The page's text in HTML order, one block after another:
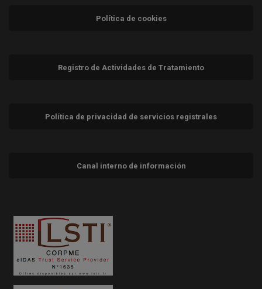
Política de cookies
Registro de Actividades de Tratamiento
Política de privacidad de servicios registrales
Canal interno de información